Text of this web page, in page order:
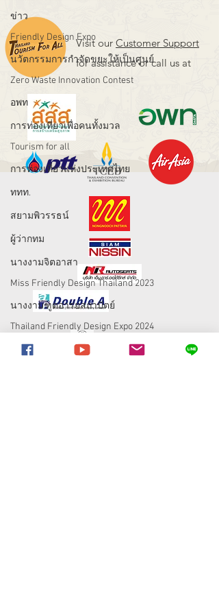
ข่าว
Friendly Design Expo
นวัตกรรมการกำจัดขยะให้เป็นศูนย์
Zero Waste Innovation Contest
อพท
การท่องเที่ยวเพื่อคนทั้งมวล
Tourism for all
การท่องเที่ยวแห่งประเทศไทย
ททท.
สยามพิวรรธน์
ผู้ว่ากทม
นางงามจิตอาสา
Miss Friendly Design Thailand 2023
นางงามฑูตอารยสถาปัตย์
Thailand Friendly Design Expo 2024
Thailand Friendly Design Expo 2025
Visit our Customer Support
for assistance or call us at